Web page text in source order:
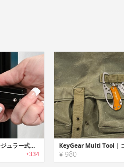
Keyport Slide3.0｜モジュラー式マルチキーツール「キーポートスライド3.0」
+334 ¥ 980